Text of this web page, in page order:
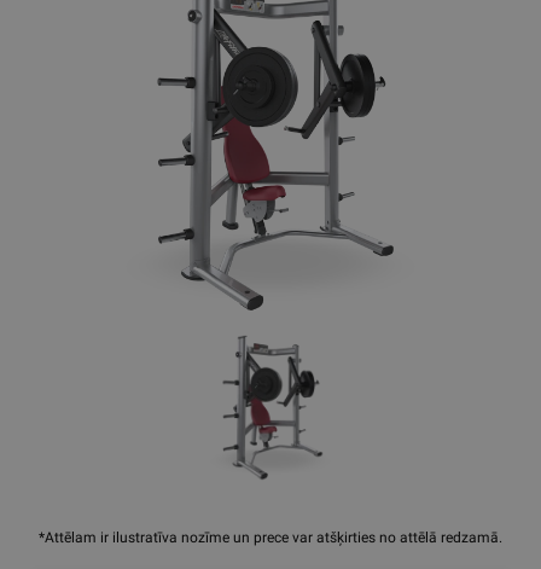
*Attēlam ir ilustratīva nozīme un prece var atšķirties no attēlā redzamā.